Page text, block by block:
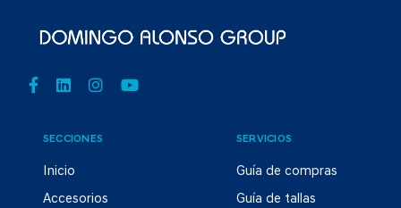
SECCIONES
Inicio
Accesorios
SERVICIOS
Guía de compras
Guía de tallas